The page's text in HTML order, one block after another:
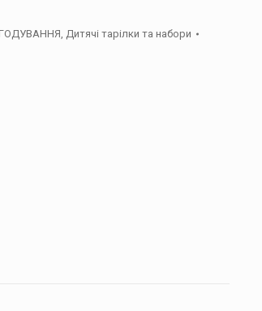
, Дитячі тарілки та набори